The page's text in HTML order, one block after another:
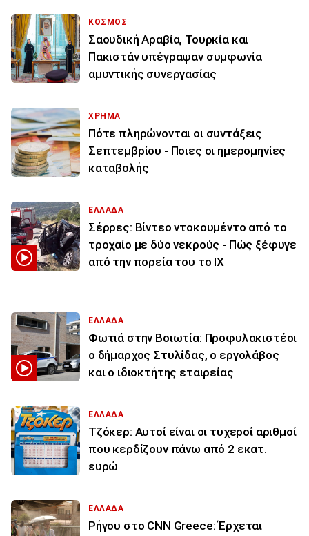
ΚΟΣΜΟΣ
Σαουδική Αραβία, Τουρκία και
Πακιστάν υπέγραψαν συμφωνία
αμυντικής συνεργασίας
ΧΡΗΜΑ
Πότε πληρώνονται οι συντάξεις
Σεπτεμβρίου - Ποιες οι ημερομηνίες
καταβολής
ΕΛΛΑΔΑ
Σέρρες: Βίντεο ντοκουμέντο από το
τροχαίο με δύο νεκρούς - Πώς ξέφυγε
από την πορεία του το ΙΧ
ΕΛΛΑΔΑ
Φωτιά στην Βοιωτία: Προφυλακιστέοι
ο δήμαρχος Στυλίδας, ο εργολάβος
και ο ιδιοκτήτης εταιρείας
ΕΛΛΑΔΑ
Τζόκερ: Αυτοί είναι οι τυχεροί αριθμοί
που κερδίζουν πάνω από 2 εκατ.
ευρώ
ΕΛΛΑΔΑ
Ρήγου στο CNN Greece: Έρχεται